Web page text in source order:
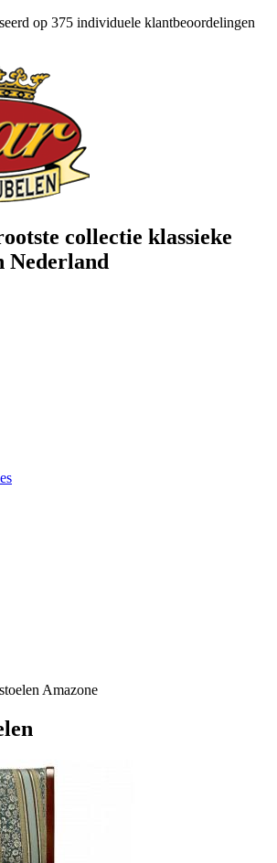
op 375 individuele klantbeoordelingen
collectie klassieke
Nederland
Amazone